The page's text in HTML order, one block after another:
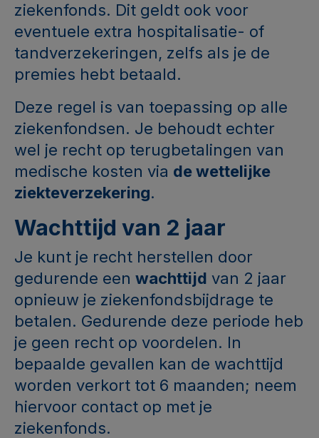
ziekenfonds. Dit geldt ook voor
eventuele extra hospitalisatie- of
tandverzekeringen, zelfs als je de
premies hebt betaald.
Deze regel is van toepassing op alle
ziekenfondsen. Je behoudt echter
wel je recht op terugbetalingen van
medische kosten via de wettelijke
ziekteverzekering.
Wachttijd van 2 jaar
Je kunt je recht herstellen door
gedurende een wachttijd van 2 jaar
opnieuw je ziekenfondsbijdrage te
betalen. Gedurende deze periode heb
je geen recht op voordelen. In
bepaalde gevallen kan de wachttijd
worden verkort tot 6 maanden; neem
hiervoor contact op met je
ziekenfonds.